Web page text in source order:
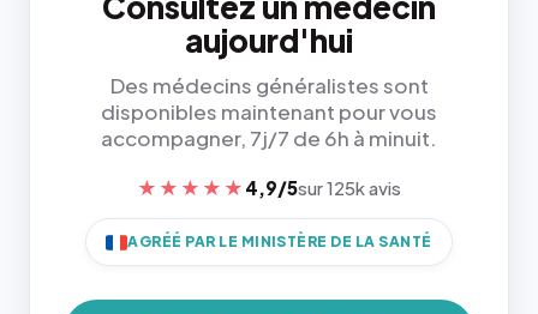
aujourd'hui
Des médecins généralistes sont
disponibles maintenant pour vous
accompagner, 7j/7 de 6h à minuit.
★★★★★ 4,9/5sur 125k avis
AGRÉÉ PAR LE MINISTÈRE DE LA SANTÉ